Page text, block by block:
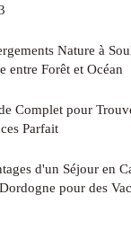
Nature à
entre Forêt et Océan
Complet pour
Parfait
d'un Séjour en
pour des